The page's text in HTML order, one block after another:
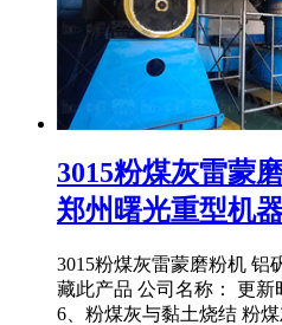
3015粉煤灰雷蒙
郑州曙光重型机
3015粉煤灰雷蒙磨粉机 铝
藏此产品 公司名称： 更新
6、粉煤灰与黏土烧结 粉